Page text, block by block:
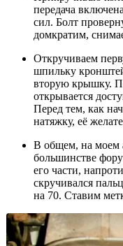
передача
сил. Болт
домкратим,
Откручиваем
шпильку
вторую крышку.
открывается
Перед тем, как
натяжку, её
В общем, на моем
большинстве
его части,
скручивался
на 70. Ставим